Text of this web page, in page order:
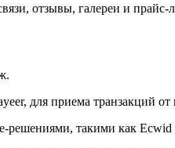
отзывы, галереи и прайс-
для приема транзакций от
решениями, такими как